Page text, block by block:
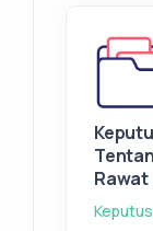
Rawat